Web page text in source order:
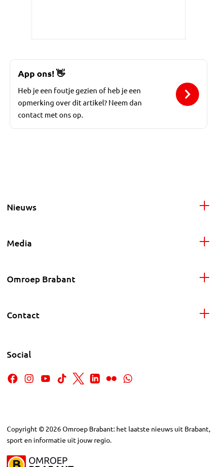
App ons!👋
Heb je een foutje gezien of heb je een
opmerking over dit artikel? Neem dan
contact met ons op.
Nieuws
Media
Omroep Brabant
Contact
Social
Copyright © 2026Omroep Brabant: het laatste nieuws uit Brabant,
sport en informatie uit jouw regio.